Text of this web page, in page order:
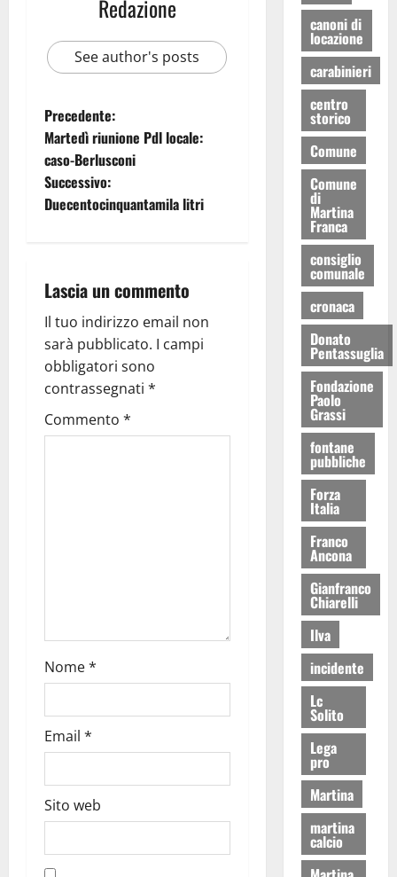
Redazione
See author's posts
Precedente:
Martedì riunione Pdl locale:
caso-Berlusconi
Successivo:
Duecentocinquantamila litri
Lascia un commento
Il tuo indirizzo email non
sarà pubblicato. I campi
obbligatori sono
contrassegnati *
Commento *
Nome*
Email *
Sito web
canoni di
locazione
carabinieri
centro
storico
Comune
Comune
di
Martina
Franca
consiglio
comunale
cronaca
Donato
Pentassuglia
Fondazione
Paolo
Grassi
fontane
pubbliche
Forza
Italia
Franco
Ancona
Gianfranco
Chiarelli
Ilva
incidente
Lc
Solito
Lega
pro
Martina
martina
calcio